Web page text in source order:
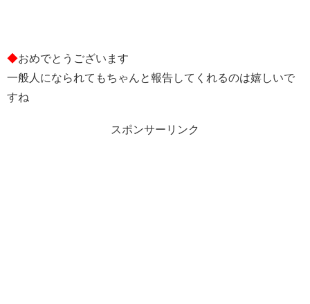
◆おめでとうございます
一般人になられてもちゃんと報告してくれるのは嬉しいで
すね
スポンサーリンク